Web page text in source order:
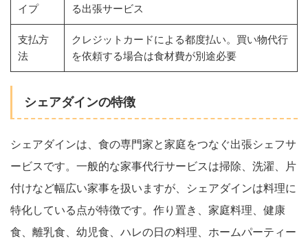
イプ
る出張サービス
支払方
法
クレジットカードによる都度払い。買い物代行
を依頼する場合は食材費が別途必要
シェアダインの特徴
シェアダインは、食の専門家と家庭をつなぐ出張シェフサ
ービスです。一般的な家事代行サービスは掃除、洗濯、片
付けなど幅広い家事を扱いますが、シェアダインは料理に
特化している点が特徴です。作り置き、家庭料理、健康
食、離乳食、幼児食、ハレの日の料理、ホームパーティー